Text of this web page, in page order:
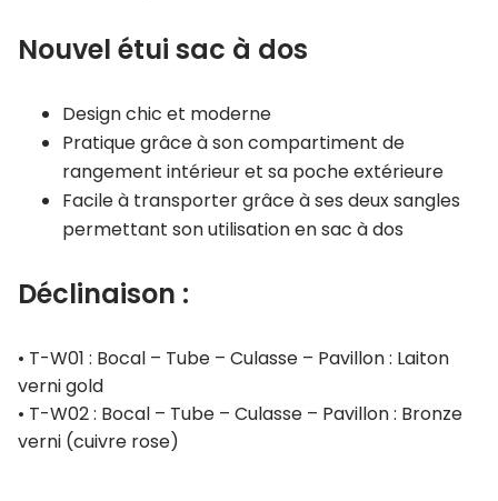
Nouvel étui sac à dos
Design chic et moderne
Pratique grâce à son compartiment de
rangement intérieur et sa poche extérieure
Facile à transporter grâce à ses deux sangles
permettant son utilisation en sac à dos
Déclinaison :
• T-W01 : Bocal – Tube – Culasse – Pavillon : Laiton
verni gold
• T-W02 : Bocal – Tube – Culasse – Pavillon : Bronze
verni (cuivre rose)